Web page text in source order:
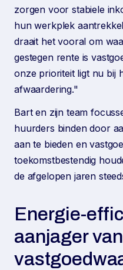
zorgen voor stabiele
hun werkplek
draait het vooral om
gestegen rente is
onze prioriteit ligt nu bij
afwaardering."
Bart en zijn team
huurders binden door
aan te bieden en
toekomstbestendig
de afgelopen jaren
Energie-
aanjager van